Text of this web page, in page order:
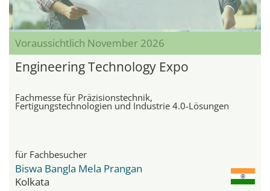
Voraussichtlich November 2026
Engineering Technology Expo
Fachmesse für Präzisionstechnik,
Fertigungstechnologien und Industrie 4.0-Lösungen
für Fachbesucher
Biswa Bangla Mela Prangan
Kolkata